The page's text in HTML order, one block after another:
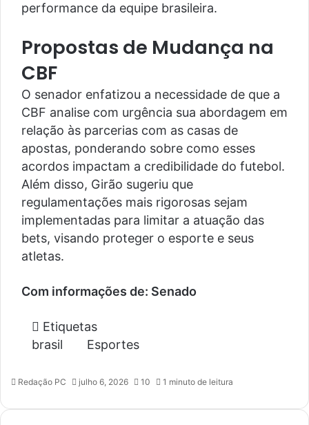
performance da equipe brasileira.
Propostas de Mudança na
CBF
O senador enfatizou a necessidade de que a
CBF analise com urgência sua abordagem em
relação às parcerias com as casas de
apostas, ponderando sobre como esses
acordos impactam a credibilidade do futebol.
Além disso, Girão sugeriu que
regulamentações mais rigorosas sejam
implementadas para limitar a atuação das
bets, visando proteger o esporte e seus
atletas.
Com informações de: Senado
Etiquetas
brasil
Esportes
Redação PC julho 6, 2026 10 1 minuto de leitura